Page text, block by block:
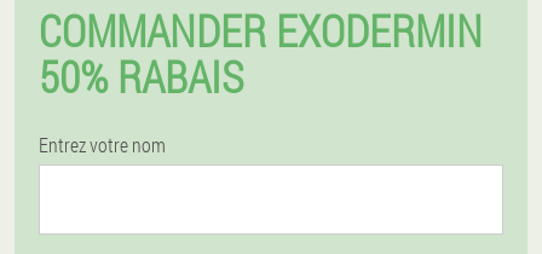
COMMANDER EXODERMIN
50% RABAIS
Entrez votre nom